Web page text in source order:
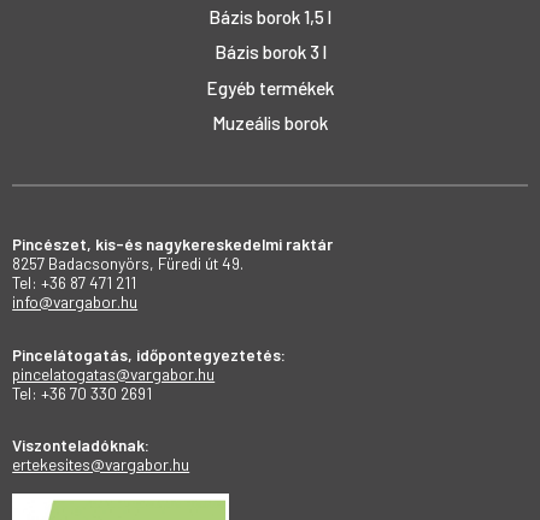
Bázis borok 1,5 l
Bázis borok 3 l
Egyéb termékek
Muzeális borok
Pincészet, kis-és nagykereskedelmi raktár
8257 Badacsonyörs, Füredi út 49.
Tel: +36 87 471 211
info@vargabor.hu
Pincelátogatás, időpontegyeztetés:
pincelatogatas@vargabor.hu
Tel: +36 70 330 2691
Viszonteladóknak:
ertekesites@vargabor.hu